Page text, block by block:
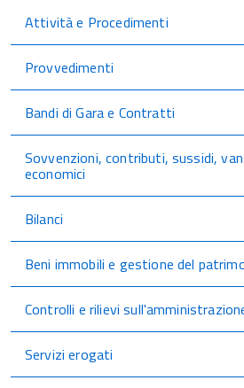
Attività e Procedimenti
Provvedimenti
Bandi di Gara e Contratti
Sovvenzioni, contributi, sussidi,
economici
Bilanci
Beni immobili e gestione del
Controlli e rilievi
Servizi erogati